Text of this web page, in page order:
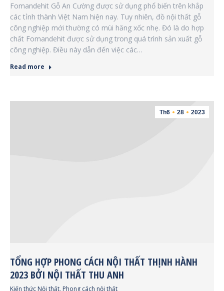
Fomandehit Gỗ An Cường được sử dụng phổ biến trên khắp
các tỉnh thành Việt Nam hiện nay. Tuy nhiên, đồ nội thất gỗ
công nghiệp mới thường có mùi hăng xốc nhẹ. Đó là do hợp
chất Fomandehit được sử dụng trong quá trình sản xuất gỗ
công nghiệp. Điều này dẫn đến việc các…
Read more
Th6 28 2023
TỔNG HỢP PHONG CÁCH NỘI THẤT THỊNH HÀNH
2023 BỞI NỘI THẤT THU ANH
Kiến thức Nội thất, Phong cách nội thất